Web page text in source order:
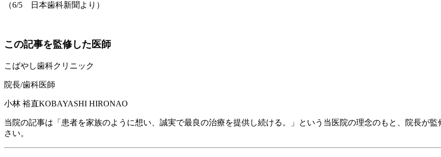
（6/5 日本歯科新聞より）
この記事を監修した医師
こばやし歯科クリニック
院長/歯科医師
小林 裕直KOBAYASHI HIRONAO
当院の記事は「患者を家族のように想い、誠実で最良の治療を提供し続ける。」という当医院の理念のもと、院長が
さい。